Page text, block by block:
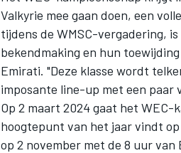
Valkyrie mee gaan doen, een
tijdens de WMSC-vergadering,
bekendmaking en hun
Emirati. "Deze klasse wordt
imposante line-up met een
Op 2 maart 2024 gaat het WEC-
hoogtepunt van het jaar vindt op
op 2 november met de 8 uur van